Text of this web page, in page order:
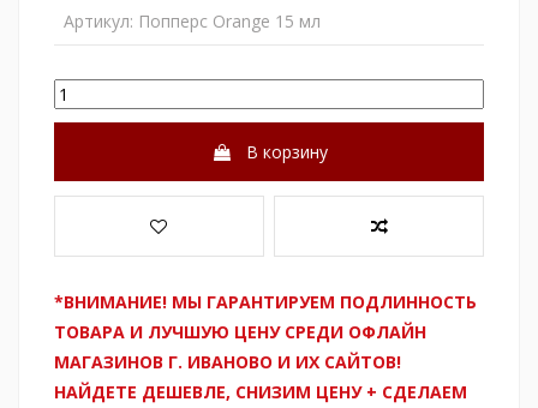
Артикул: Попперс Orange 15 мл
В корзину
*ВНИМАНИЕ! МЫ ГАРАНТИРУЕМ ПОДЛИННОСТЬ
ТОВАРА И ЛУЧШУЮ ЦЕНУ СРЕДИ ОФЛАЙН
МАГАЗИНОВ Г. ИВАНОВО И ИХ САЙТОВ!
НАЙДЕТЕ ДЕШЕВЛЕ, СНИЗИМ ЦЕНУ + СДЕЛАЕМ